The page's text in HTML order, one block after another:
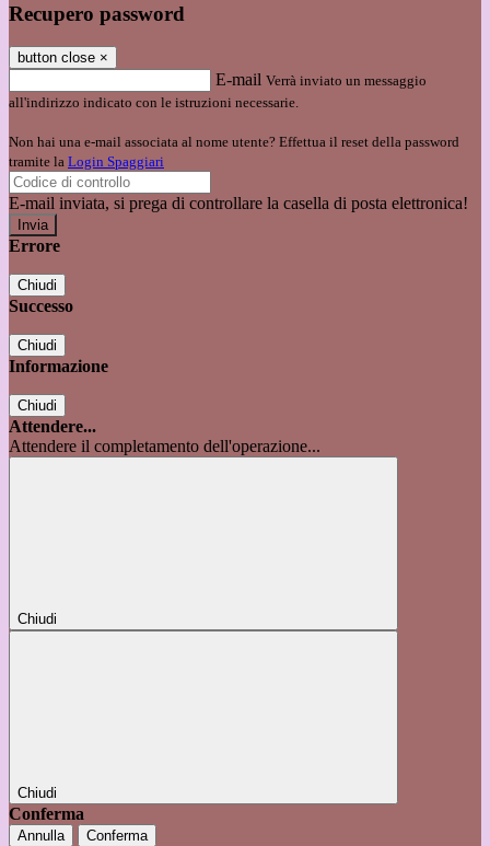
Recupero password
button close ×
E-mail Verrà inviato un messaggio
all'indirizzo indicato con le istruzioni necessarie.
Non hai una e-mail associata al nome utente? Effettua il reset della password
tramite la Login Spaggiari
E-mail inviata, si prega di controllare la casella di posta elettronica!
Errore
Chiudi
Successo
Chiudi
Informazione
Chiudi
Attendere...
Attendere il completamento dell'operazione...
Chiudi
Chiudi
Conferma
Annulla Conferma